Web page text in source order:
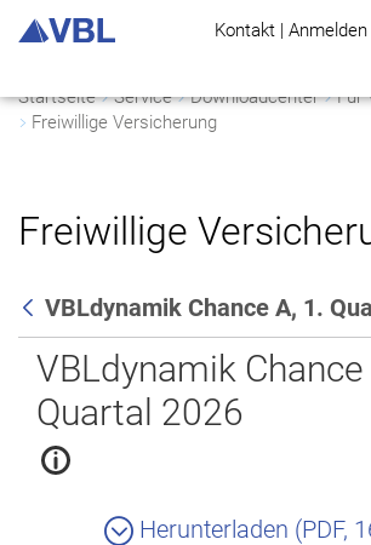
Kontakt | Anmelden
Startseite Service Downloadcenter
Für
Freiwillige Versicherung
Freiwillige
Zurück
VBLdynamik Chance A, 1.
VBLdynamik Chance
Quartal 2026
Herunterladen (PDF,